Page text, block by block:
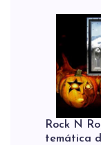
Rock N
temática